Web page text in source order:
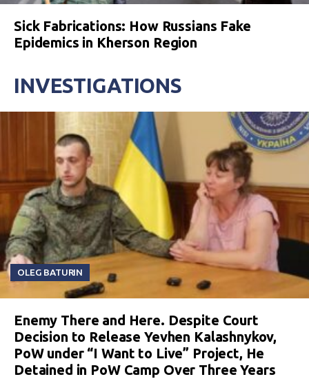
Sick Fabrications: How Russians Fake
Epidemics in Kherson Region
INVESTIGATIONS
OLEG BATURIN
Enemy There and Here. Despite Court
Decision to Release Yevhen Kalashnykov,
PoW under “I Want to Live” Project, He
Detained in PoW Camp Over Three Years